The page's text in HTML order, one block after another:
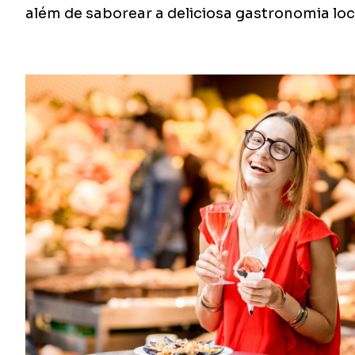
além de saborear a deliciosa gastronomia